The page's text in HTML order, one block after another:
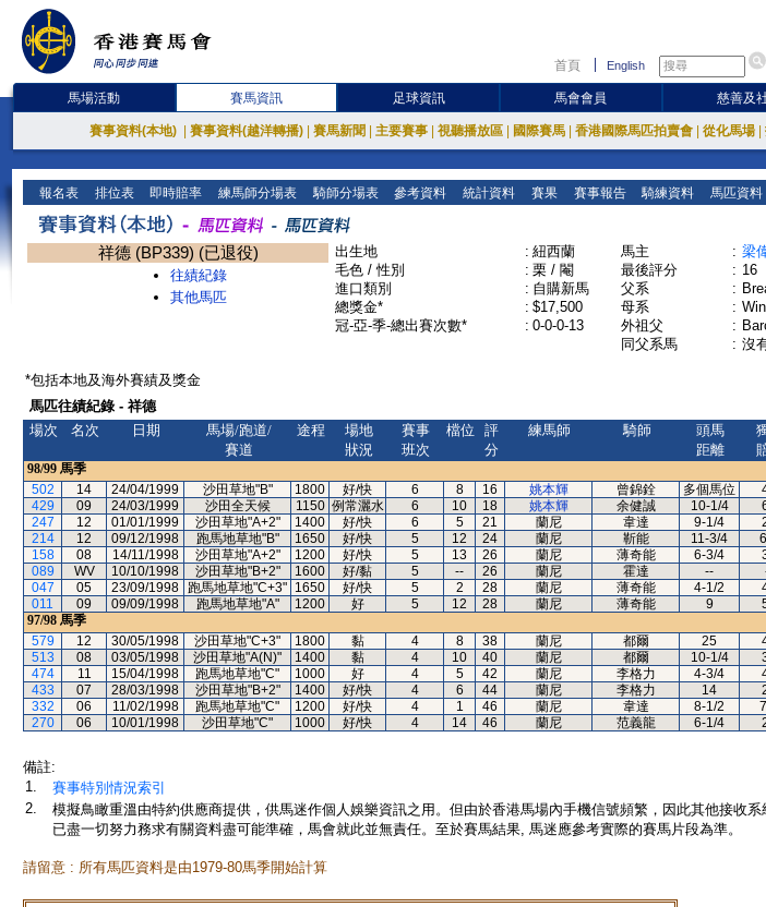
首頁 English
馬場活動 賽馬資訊 足球資訊 馬會會員 慈善及
賽事資料(本地) 賽事資料(越洋轉播) 賽馬新聞 主要賽事 視聽播放區 國際賽馬 香港國際馬匹拍賣會 從化馬場
報名表 排位表 即時賠率 練馬師分場表 騎師分場表 參考資料 統計資料 賽果 賽事報告 騎練資料 馬匹資料
祥德 (BP339) (已退役)
往績紀錄
其他馬匹
出生地 : 紐西蘭
毛色 / 性別
: 栗 / 閹
進口類別
: 自購新馬
總獎金*
: $17,500
冠-亞-季-總出賽次數*
: 0-0-0-13
馬主 : 梁
最後評分
: 16
父系
:
母系
:
外祖父
:
同父系馬
: 沒
*包括本地及海外賽績及獎金
馬匹往績紀錄 - 祥德
場次
名次 日期
馬場/跑道/
賽道
途程
場地
狀況
賽事
班次
檔位
評
分
練馬師 騎師
頭馬
距離
98/99 馬季
502
14 24/04/1999 沙田草地"B" 1800 好/快 6 8 16 姚本輝 曾錦銓 多個馬位
429
09 24/03/1999 沙田全天候 1150 例常灑水 6 10 18 姚本輝 余健誠 10-1/4
247
12 01/01/1999 沙田草地"A+2" 1400 好/快 6 5 21 蘭尼 韋達 9-1/4
214
12 09/12/1998 跑馬地草地"B" 1650 好/快 5 12 24 蘭尼 靳能 11-3/4
158
08 14/11/1998 沙田草地"A+2" 1200 好/快 5 13 26 蘭尼 薄奇能 6-3/4
089
WV 10/10/1998 沙田草地"B+2" 1600 好/黏 5 -- 26 蘭尼 霍達 --
047
05 23/09/1998 跑馬地草地"C+3" 1650 好/快 5 2 28 蘭尼 薄奇能 4-1/2
011
09 09/09/1998 跑馬地草地"A" 1200 好 5 12 28 蘭尼 薄奇能 9
97/98 馬季
579
12 30/05/1998 沙田草地"C+3" 1800 黏 4 8 38 蘭尼 都爾 25
513
08 03/05/1998 沙田草地"A(N)" 1400 黏 4 10 40 蘭尼 都爾 10-1/4
474
11 15/04/1998 跑馬地草地"C" 1000 好 4 5 42 蘭尼 李格力 4-3/4
433
07 28/03/1998 沙田草地"B+2" 1400 好/快 4 6 44 蘭尼 李格力 14
332
06 11/02/1998 跑馬地草地"C" 1200 好/快 4 1 46 蘭尼 韋達 8-1/2
270
06 10/01/1998 沙田草地"C" 1000 好/快 4 14 46 蘭尼 范義龍 6-1/4
備註:
1.
賽事特別情況索引
2.
模擬鳥瞰重溫由特約供應商提供，供馬迷作個人娛樂資訊之用。但由於香港馬場內手機信號頻繁，因此其他接收
已盡一切努力務求有關資料盡可能準確，馬會就此並無責任。至於賽馬結果, 馬迷應參考實際的賽馬片段為準。
請留意 : 所有馬匹資料是由1979-80馬季開始計算